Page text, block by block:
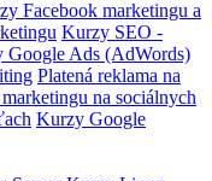
Facebook marketingu a
Kurzy SEO -
Google Ads (AdWords)
Platená reklama na
na sociálnych
Kurzy Google